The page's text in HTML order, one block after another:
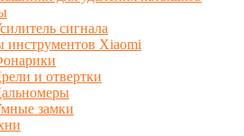
сигнала
инструментов Xiaomi
и отвертки
замки